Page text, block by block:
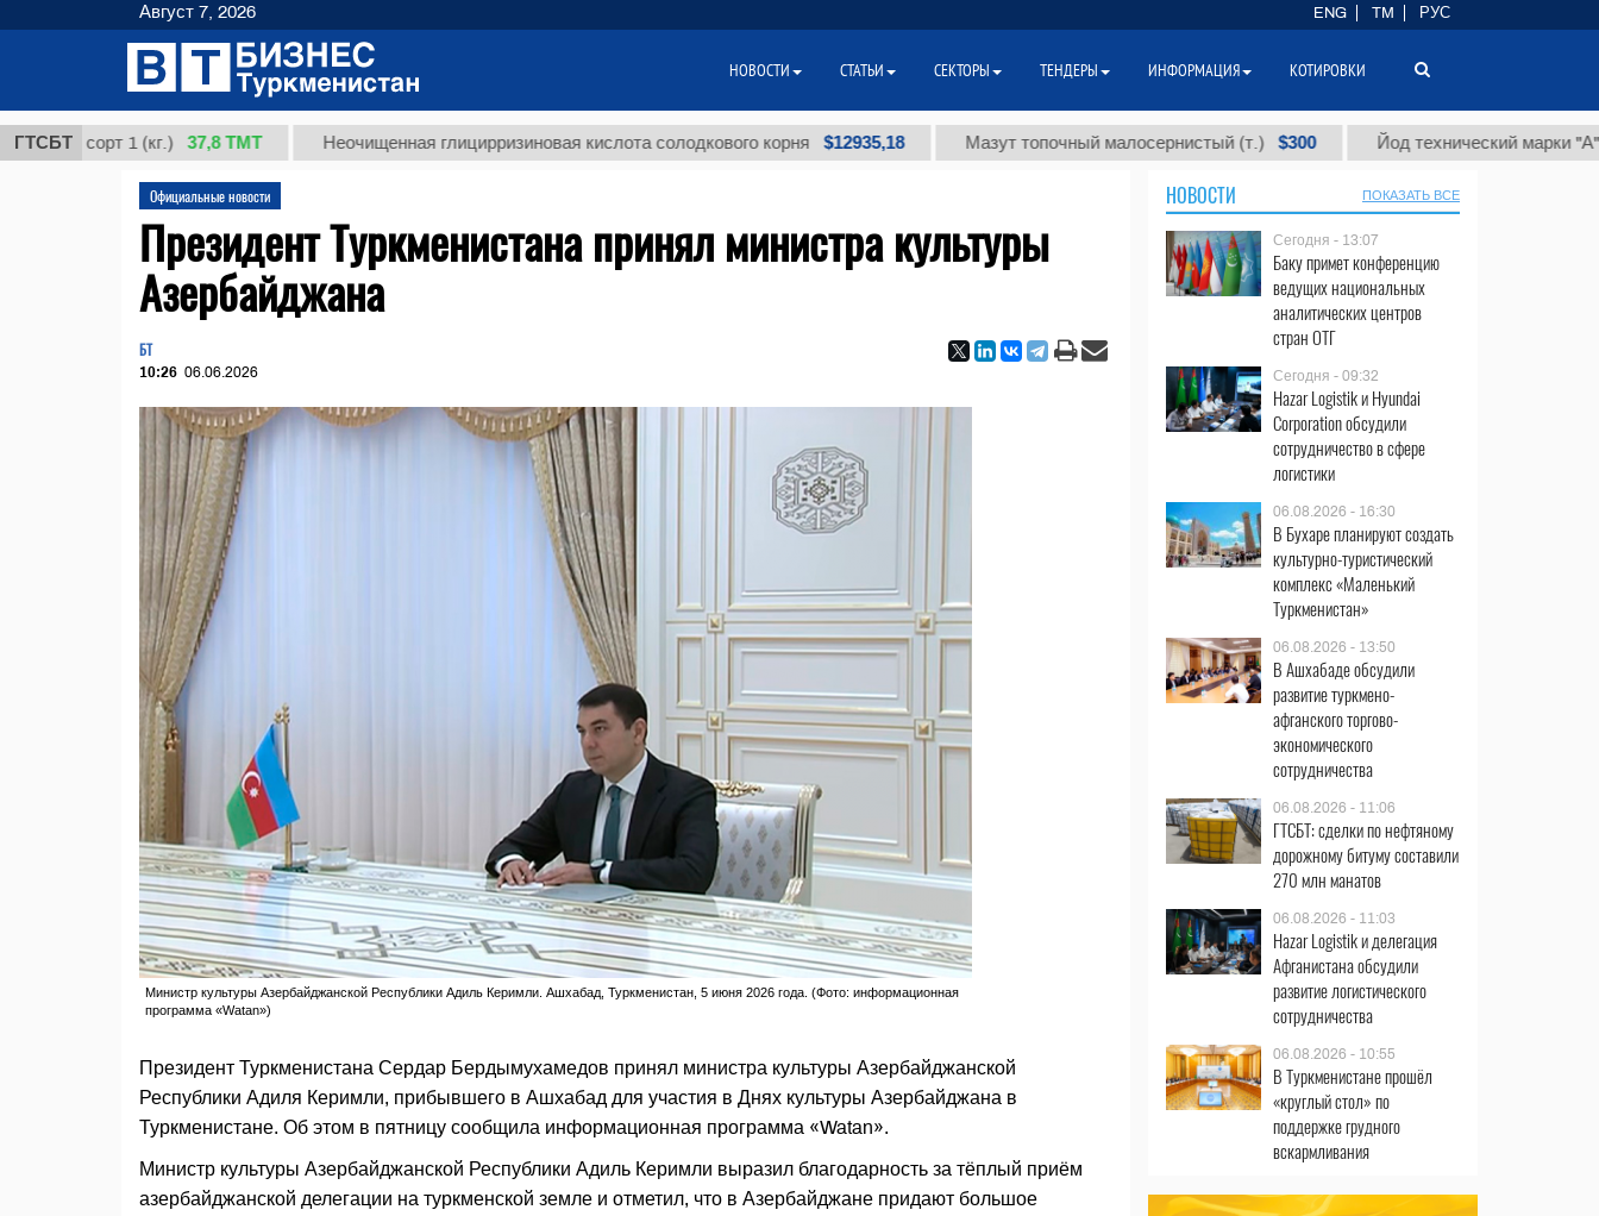
ГТСБТ
сорт 1 (кг.) 37,8 ТМТ Неочищенная глицирризиновая кислота солодкового корня $12935,18 Мазут топочный малосернистый (т.) $300 Йод технический марки "А" (т.)
Официальные новости
Президент Туркменистана принял министра культуры
Азербайджана
БТ
10:26 06.06.2026
Министр культуры Азербайджанской Республики Адиль Керимли. Ашхабад, Туркменистан, 5 июня 2026 года. (Фото: информационная
программа «Watan»)
Президент Туркменистана Сердар Бердымухамедов принял министра культуры Азербайджанской
Республики Адиля Керимли, прибывшего в Ашхабад для участия в Днях культуры Азербайджана в
Туркменистане. Об этом в пятницу сообщила информационная программа «Watan».
Министр культуры Азербайджанской Республики Адиль Керимли выразил благодарность за тёплый приём
азербайджанской делегации на туркменской земле и отметил, что в Азербайджане придают большое
НОВОСТИ ПОКАЗАТЬ ВСЕ
Сегодня - 13:07
Баку примет конференцию
ведущих национальных
аналитических центров
стран ОТГ
Сегодня - 09:32
Hazar Logistik и Hyundai
Corporation обсудили
сотрудничество в сфере
логистики
06.08.2026 - 16:30
В Бухаре планируют создать
культурно-туристический
комплекс «Маленький
Туркменистан»
06.08.2026 - 13:50
В Ашхабаде обсудили
развитие туркмено-
афганского торгово-
экономического
сотрудничества
06.08.2026 - 11:06
ГТСБТ: сделки по нефтяному
дорожному битуму составили
270 млн манатов
06.08.2026 - 11:03
Hazar Logistik и делегация
Афганистана обсудили
развитие логистического
сотрудничества
06.08.2026 - 10:55
В Туркменистане прошёл
«круглый стол» по
поддержке грудного
вскармливания
Август 7, 2026 ENG TM РУС
НОВОСТИ СТАТЬИ СЕКТОРЫ ТЕНДЕРЫ ИНФОРМАЦИЯ КОТИРОВКИ